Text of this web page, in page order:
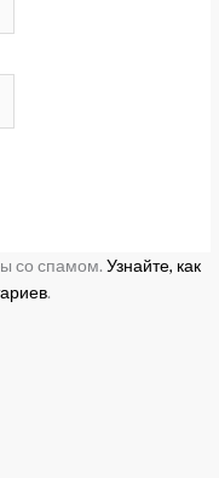
со спамом.Узнайте, как
.